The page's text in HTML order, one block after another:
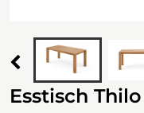
Esstisch Thilo